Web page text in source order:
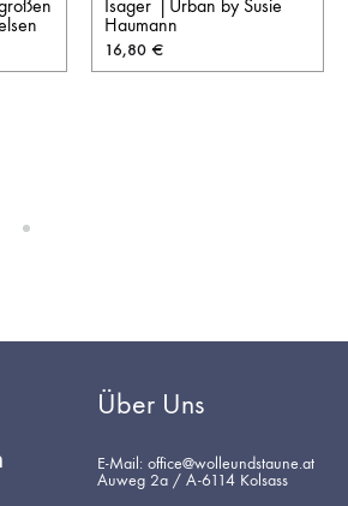
Isager │Urban by Susie
Haumann
16,80 €
Über Uns
E-Mail: office@wolleundstaune.at
Auweg 2a / A-6114 Kolsass